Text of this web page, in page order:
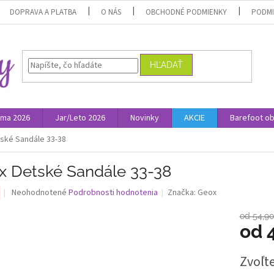
DOPRAVA A PLATBA O NÁS OBCHODNÉ PODMIENKY
HĽADAŤ
2026 Jar/Leto 2026 Novinky AKCIE Barefoot
Sandále 33-38
Detské Sandále 33-38
Priemerné
Neohodnotené Podrobnosti hodnotenia Značka: Geox
od
od
cena: